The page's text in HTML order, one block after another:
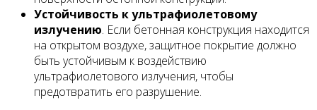
Устойчивость к ультрафиолетовому
излучению. Если бетонная конструкция находится
на открытом воздухе, защитное покрытие должно
быть устойчивым к воздействию
ультрафиолетового излучения, чтобы
предотвратить его разрушение.